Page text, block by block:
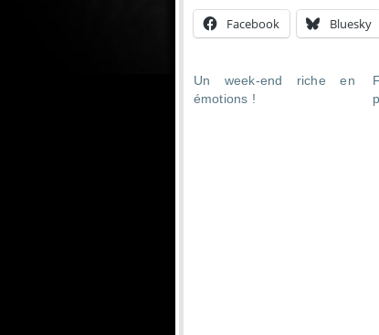
Facebook Bluesky
Un week-end riche en
émotions !